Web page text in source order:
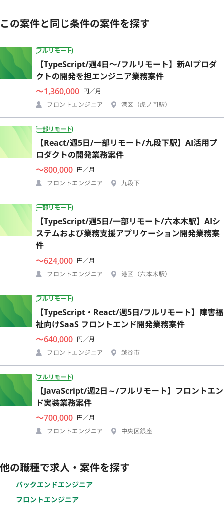
この案件と同じ条件の案件を探す
フルリモート
【TypeScript/週4日〜/フルリモート】新AIプロダ
クトの開発を担エンジニア業務案件
〜1,360,000 円／月
フロントエンジニア
港区（虎ノ門駅）
一部リモート
【React/週5日/一部リモート/九段下駅】AI活用プ
ロダクトの開発業務案件
〜800,000 円／月
フロントエンジニア
九段下
一部リモート
【TypeScript/週5日/一部リモート/六本木駅】AIシ
ステムおよび業務支援アプリケーション開発業務案
件
〜624,000 円／月
フロントエンジニア
港区（六本木駅）
フルリモート
【TypeScript・React/週5日/フルリモート】障害福
祉向けSaaS フロントエンド開発業務案件
〜640,000 円／月
フロントエンジニア
越谷市
フルリモート
【JavaScript/週2日～/フルリモート】フロントエン
ド実装業務案件
〜700,000 円／月
フロントエンジニア
中央区銀座
他の職種で求人・案件を探す
バックエンドエンジニア
フロントエンジニア